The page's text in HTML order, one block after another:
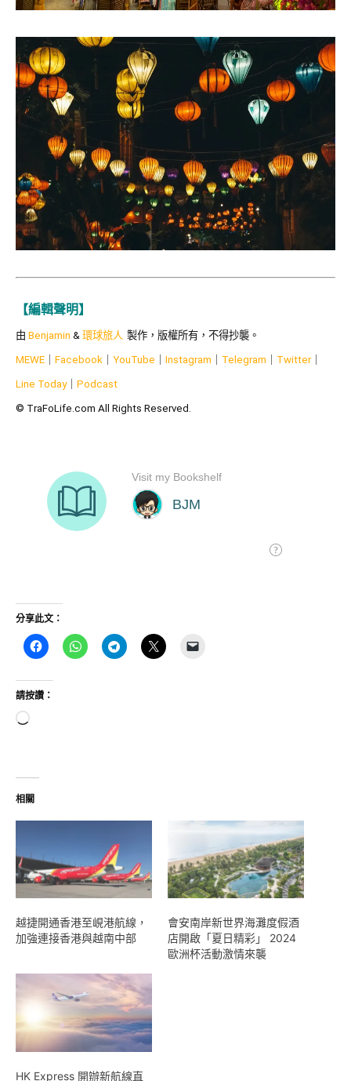
【編輯聲明】
由 Benjamin & 環球旅人 製作，版權所有，不得抄襲。
MEWE Facebook YouTube Instagram Telegram Twitter｜
Line Today｜ Podcast
© TraFoLife.com All Rights Reserved.
分享此文：
請按讚：
正
入...
相關
越捷開通香港至峴港航線，
加強連接香港與越南中部
會安南岸新世界海灘度假酒
店開啟「夏日精彩」 2024
歐洲杯活動激情來襲
HK Express 開辦新航線直